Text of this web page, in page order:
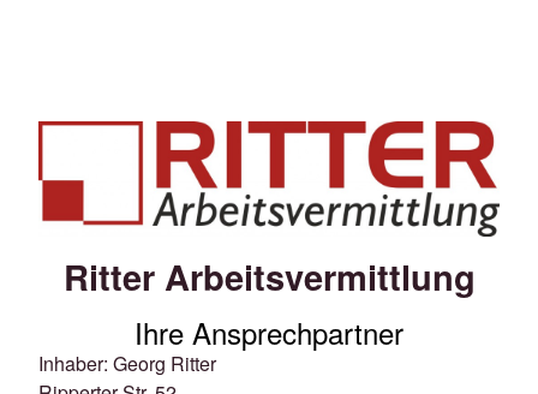
Ritter Arbeitsvermittlung
Ihre Ansprechpartner
Inhaber: Georg Ritter